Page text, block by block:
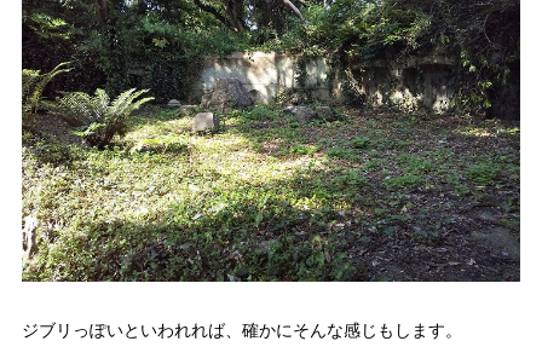
ジブリっぽいといわれれば、確かにそんな感じもします。